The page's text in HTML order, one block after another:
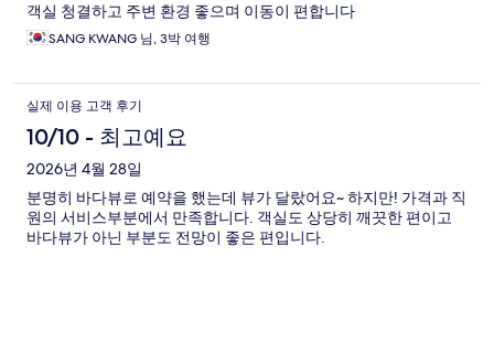
객실 청결하고 주변 환경 좋으며 이동이 편합니다
SANG KWANG 님, 3박 여행
실제 이용 고객 후기
10/10 - 최고예요
2026년 4월 28일
분명히 바다뷰로 예약을 했는데 뷰가 달랐어요~ 하지만! 가격과 직
원의 서비스부분에서 만족합니다. 객실도 상당히 깨끗한 편이고
바다뷰가 아닌 부분도 전망이 좋은 편입니다.